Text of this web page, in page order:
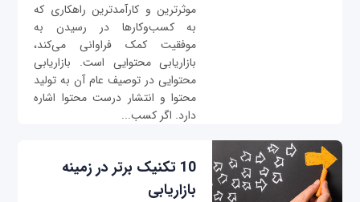
موثرترین و کارآمدترین راهکاری که
به کسب‌وکارها در رسیدن به
موفقیت‌ کمک فراوانی می‌کند،
بازاریابی محتوایی است. بازاریابی
محتوایی در توصیف عام آن به تولید
محتوا و انتشار درست محتوا اشاره
دارد. اگر کسب‌...
10 تکنیک برتر در زمینه
بازاریابی